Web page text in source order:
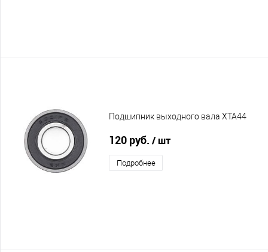
Подшипник выходного вала XTA44
120 руб. / шт
Подробнее